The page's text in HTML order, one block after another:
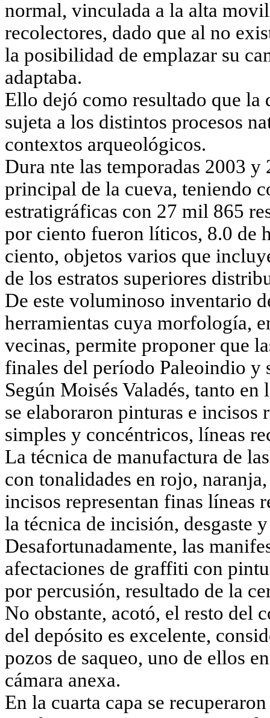
normal, vinculada a la alta
recolectores, dado que al no
la posibilidad de emplazar su
adaptaba.
Ello dejó como resultado que la
sujeta a los distintos procesos
contextos arqueológicos.
Dura nte las temporadas 2003
principal de la cueva, teniendo
estratigráficas con 27 mil 865
por ciento fueron líticos, 8.0 de
ciento, objetos varios que
de los estratos superiores
De este voluminoso inventario
herramientas cuya morfología,
vecinas, permite proponer que
finales del período Paleoindio y
Según Moisés Valadés, tanto
se elaboraron pinturas e
simples y concéntricos, líneas
La técnica de manufactura de
con tonalidades en rojo,
incisos representan finas líneas
la técnica de incisión, desgaste
Desafortunadamente, las
afectaciones de graffiti con
por percusión, resultado de la
No obstante, acotó, el resto del
del depósito es excelente,
pozos de saqueo, uno de ellos
cámara anexa.
En la cuarta capa se